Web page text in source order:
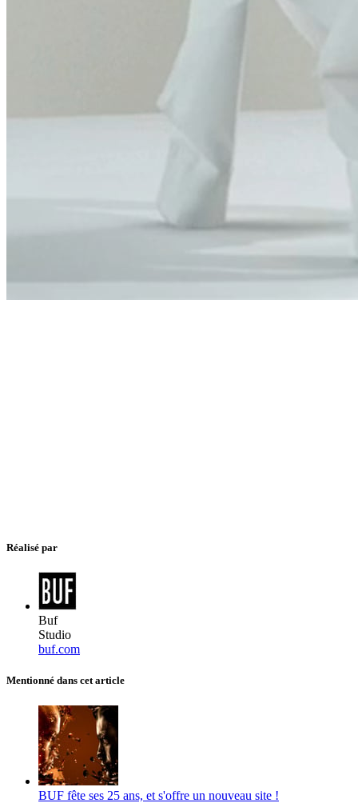
Réalisé par
Buf
Studio
buf.com
Mentionné dans cet article
BUF fête ses 25 ans, et s'offre un nouveau site !